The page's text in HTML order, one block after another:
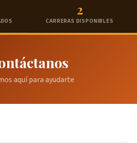
2
CARRERAS DISPONIBLES
aquí para ayudarte